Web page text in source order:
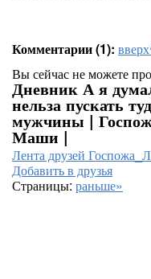
Комментарии (1):
Вы сейчас не можете
Дневник А я
нельза пускать
мужчины |
Маши |
Лента друзей
Добавить в друзья
Страницы: раньше»